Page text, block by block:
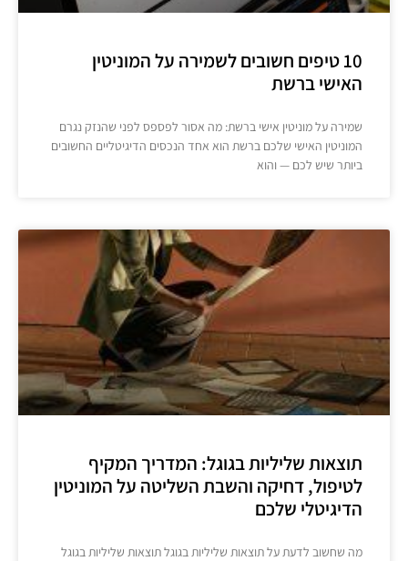
10 טיפים חשובים לשמירה על המוניטין
האישי ברשת
שמירה על מוניטין אישי ברשת: מה אסור לפספס לפני שהנזק נגרם
המוניטין האישי שלכם ברשת הוא אחד הנכסים הדיגיטליים החשובים
ביותר שיש לכם — והוא
תוצאות שליליות בגוגל: המדריך המקיף
לטיפול, דחיקה והשבת השליטה על המוניטין
הדיגיטלי שלכם
מה שחשוב לדעת על תוצאות שליליות בגוגל תוצאות שליליות בגוגל